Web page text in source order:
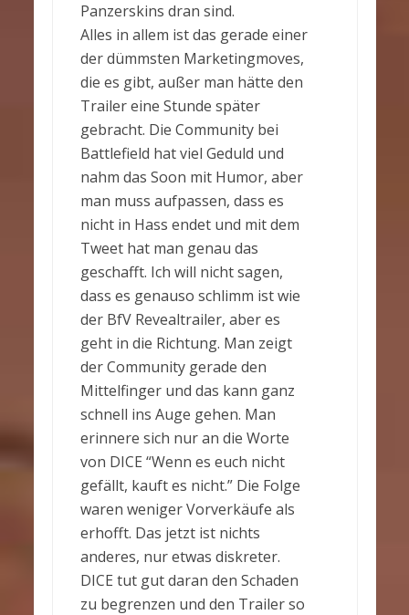
Panzerskins dran sind.
Alles in allem ist das gerade einer
der dümmsten Marketingmoves,
die es gibt, außer man hätte den
Trailer eine Stunde später
gebracht. Die Community bei
Battlefield hat viel Geduld und
nahm das Soon mit Humor, aber
man muss aufpassen, dass es
nicht in Hass endet und mit dem
Tweet hat man genau das
geschafft. Ich will nicht sagen,
dass es genauso schlimm ist wie
der BfV Revealtrailer, aber es
geht in die Richtung. Man zeigt
der Community gerade den
Mittelfinger und das kann ganz
schnell ins Auge gehen. Man
erinnere sich nur an die Worte
von DICE “Wenn es euch nicht
gefällt, kauft es nicht.” Die Folge
waren weniger Vorverkäufe als
erhofft. Das jetzt ist nichts
anderes, nur etwas diskreter.
DICE tut gut daran den Schaden
zu begrenzen und den Trailer so